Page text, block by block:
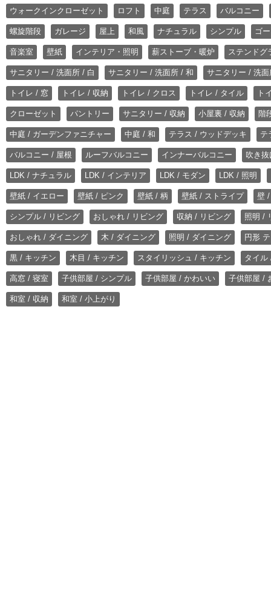
ウォークインクローゼット ロフト 中庭 テラス バルコニー
螺旋階段 ガレージ 屋上 和風 ナチュラル シンプル ゴ
音楽室 壁紙 インテリア・照明 薪ストーブ・暖炉 ステンドグ
サニタリー / 洗面所 / 白 サニタリー / 洗面所 / 和 サニタリー / 洗
トイレ / 窓 トイレ / 収納 トイレ / クロス トイレ / タイル ト
クローゼット パントリー サニタリー / 収納 小屋裏 / 収納 階
中庭 / ガーデンファニチャー 中庭 / 和 テラス / ウッドデッキ テ
バルコニー / 屋根 ルーフバルコニー インナーバルコニー 吹き
LDK / ナチュラル LDK / インテリア LDK / モダン LDK / 照明
壁紙 / イエロー 壁紙 / ピンク 壁紙 / 柄 壁紙 / ストライプ 壁
シンプル / リビング おしゃれ / リビング 収納 / リビング 照明 /
おしゃれ / ダイニング 木 / ダイニング 照明 / ダイニング 円形
黒 / キッチン 木目 / キッチン スタイリッシュ / キッチン タイル
高窓 / 寝室 子供部屋 / シンプル 子供部屋 / かわいい 子供部屋 /
和室 / 収納 和室 / 小上がり